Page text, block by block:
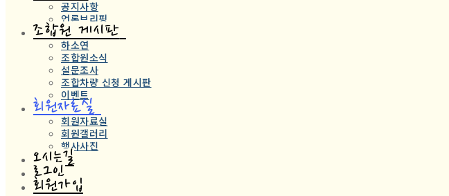
공지사항
언론브리핑
조합원 게시판
하소연
조합원소식
설문조사
조합차량 신청 게시판
이벤트
회원자료실
회원자료실
회원갤러리
행사사진
오시는길
로그인
회원가입